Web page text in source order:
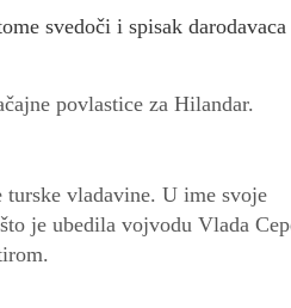
svedoči i spisak darodavaca
povlastice za Hilandar.
vladavine. U ime svoje
je ubedila vojvodu Vlada